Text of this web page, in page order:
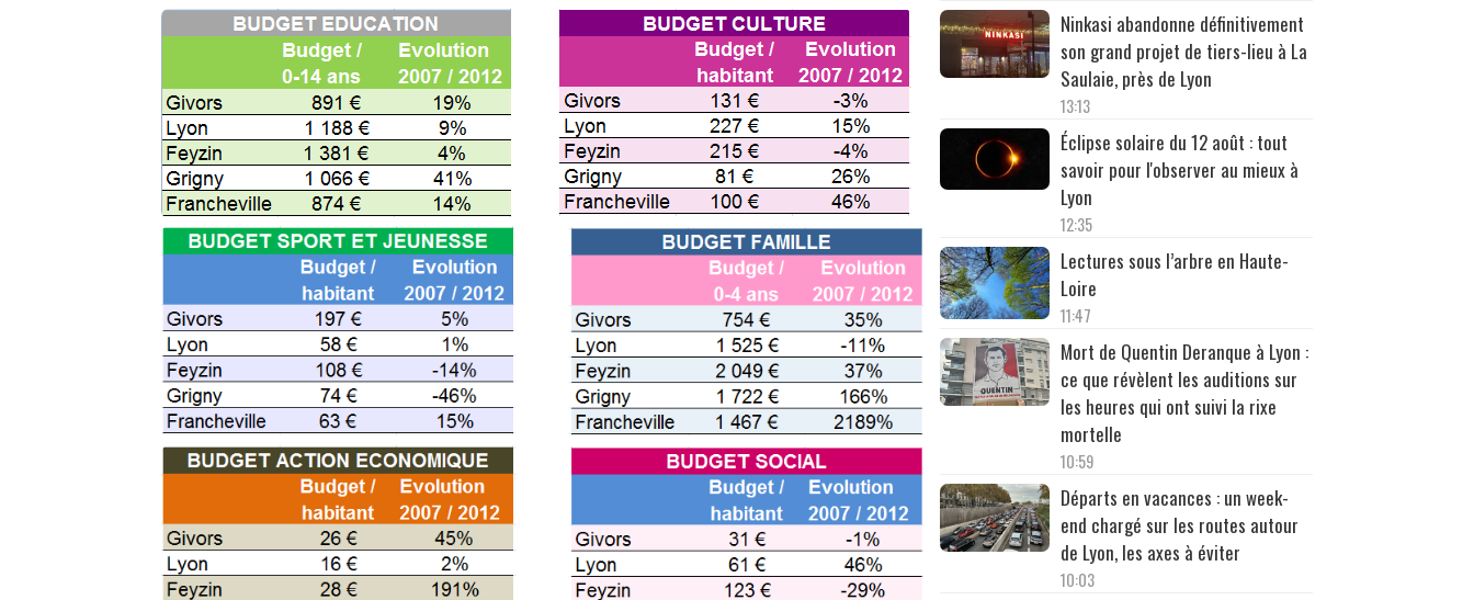
Ninkasi abandonne définitivement
son grand projet de tiers-lieu à La
Saulaie, près de Lyon
13:13
Éclipse solaire du 12 août : tout
savoir pour l'observer au mieux à
Lyon
12:35
Lectures sous l’arbre en Haute-
Loire
11:47
Mort de Quentin Deranque à Lyon :
ce que révèlent les auditions sur
les heures qui ont suivi la rixe
mortelle
10:59
Départs en vacances : un week-
end chargé sur les routes autour
de Lyon, les axes à éviter
10:03